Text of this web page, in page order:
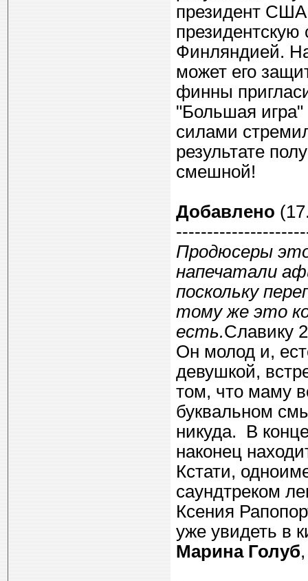
президент
президентскую
Финляндией.
может его
финны
"Большая игра"
силами
результате
смешной!
Добавлено
Продюсеры
напечатали
поскольку
тому же это
есть.Славику
Он молод и,
девушкой,
том, что маму
буквальном
никуда. В
наконец
Кстати,
саундтреком
Ксения
уже увидеть в
Марина Голуб